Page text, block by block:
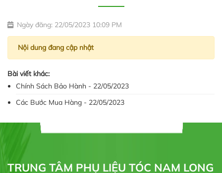
Ngày đăng: 22/05/2023 10:09 PM
Nội dung đang cập nhật
Bài viết khác:
Chính Sách Bảo Hành - 22/05/2023
Các Bước Mua Hàng - 22/05/2023
TRUNG TÂM PHỤ LIỆU TÓC NAM LONG